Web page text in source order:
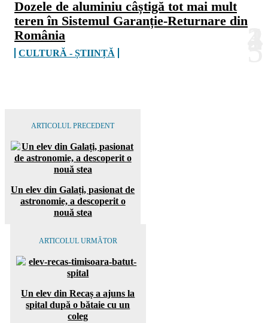
Dozele de aluminiu câștigă tot mai mult
teren în Sistemul Garanție-Returnare din
România
CULTURĂ - ȘTIINȚĂ
ARTICOLUL PRECEDENT
Un elev din Galați, pasionat de
astronomie, a descoperit o
nouă stea
ARTICOLUL URMĂTOR
Un elev din Recaș a ajuns la
spital după o bătaie cu un
coleg